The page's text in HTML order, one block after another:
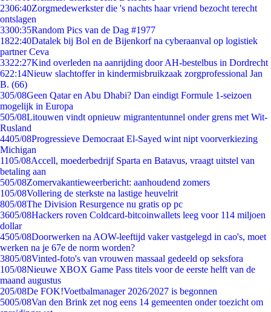
2306:40Zorgmedewerkster die 's nachts haar vriend bezocht terecht
ontslagen
3300:35Random Pics van de Dag #1977
1822:40Datalek bij Bol en de Bijenkorf na cyberaanval op logistiek
partner Ceva
3322:27Kind overleden na aanrijding door AH-bestelbus in Dordrecht
622:14Nieuw slachtoffer in kindermisbruikzaak zorgprofessional Jan
B. (66)
305/08Geen Qatar en Abu Dhabi? Dan eindigt Formule 1-seizoen
mogelijk in Europa
505/08Litouwen vindt opnieuw migrantentunnel onder grens met Wit-
Rusland
4405/08Progressieve Democraat El-Sayed wint nipt voorverkiezing
Michigan
1105/08Accell, moederbedrijf Sparta en Batavus, vraagt uitstel van
betaling aan
505/08Zomervakantieweerbericht: aanhoudend zomers
105/08Vollering de sterkste na lastige heuvelrit
805/08The Division Resurgence nu gratis op pc
3605/08Hackers roven Coldcard-bitcoinwallets leeg voor 114 miljoen
dollar
4505/08Doorwerken na AOW-leeftijd vaker vastgelegd in cao's, moet
werken na je 67e de norm worden?
3805/08Vinted-foto's van vrouwen massaal gedeeld op seksfora
105/08Nieuwe XBOX Game Pass titels voor de eerste helft van de
maand augustus
205/08De FOK!Voetbalmanager 2026/2027 is begonnen
5005/08Van den Brink zet nog eens 14 gemeenten onder toezicht om